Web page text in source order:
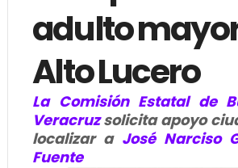
adulto
Alto Lucero
La Comisión Estatal de
Veracruzsolicita apoyo
localizar a José Narciso
Fuente